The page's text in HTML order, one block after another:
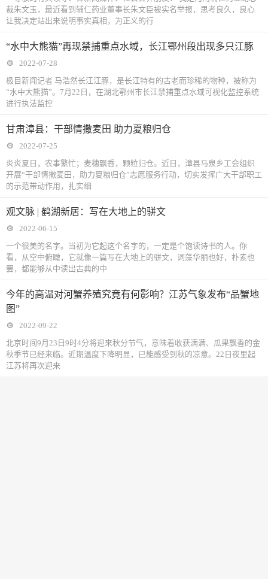
裁朱文玉，最近看到辅仁药业董事长朱文臣被实名举报，思考良久，良心
让我决定站出来说明事实真相，为正义的行
“水中大熊猫”再现禁捕重点水域，长江鄂州段出现多只江豚
2022-07-28
极目新闻记者 马浩然长江江豚，是长江特有的古老而珍稀的物种，被称为
“水中大熊猫”。7月22日，在湖北鄂州市长江禁捕重点水域可视化监控系统
进行执法监控
甘肃漳县：干部情撒麦田 助力夏粮归仓
2022-07-25
炎炎夏日，农事繁忙；麦穗飘香，颗粒归仓。近日，漳县马泉乡工会组织
开展“干部情撒麦田，助力夏粮归仓”志愿服务行动，切实发挥广大干部职工
的示范带动作用，扎实细
观文脉 | 鹤湖新居：写在大地上的骈文
2022-06-15
一个很美的名字。当初为它起这个名字的，一定是个饱读诗书的人。你
看，从空中俯瞰，它就像一篇写在大地上的骈文，词藻华丽也好，朴素也
罢，都能够从中读出古典的中
今年的高温对河蟹养殖究竟有何影响？江苏气象发布“品蟹地
图”
2022-09-22
北京时间9月23日9时4分将迎来秋分节气，意味着收获满满、瓜果飘香的金
秋季节已经来临。近期温度下降明显，已能感受到秋的凉意。22日夜里起
江苏将再次迎来